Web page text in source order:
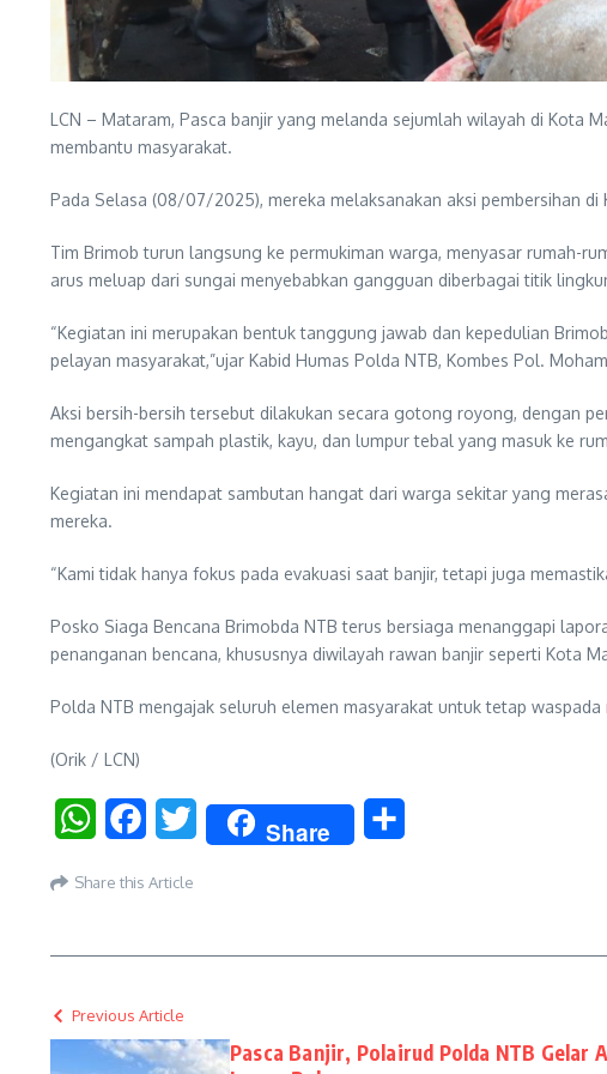
LCN – Mataram, Pasca banjir yang melanda sejumlah wilayah di Kota
membantu masyarakat.
Pada Selasa (08/07/2025), mereka melaksanakan aksi pembersihan
Tim Brimob turun langsung ke permukiman warga, menyasar rumah-
arus meluap dari sungai menyebabkan gangguan diberbagai titik
“Kegiatan ini merupakan bentuk tanggung jawab dan kepedulian
pelayan masyarakat,”ujar Kabid Humas Polda NTB, Kombes Pol.
Aksi bersih-bersih tersebut dilakukan secara gotong royong, dengan
mengangkat sampah plastik, kayu, dan lumpur tebal yang masuk ke
Kegiatan ini mendapat sambutan hangat dari warga sekitar yang
mereka.
“Kami tidak hanya fokus pada evakuasi saat banjir, tetapi juga
Posko Siaga Bencana Brimobda NTB terus bersiaga menanggapi
penanganan bencana, khususnya diwilayah rawan banjir seperti Kota
Polda NTB mengajak seluruh elemen masyarakat untuk tetap
(Orik / LCN)
WhatsAppFacebookTwitter Share
Share this Article
Previous Article
Pasca Banjir, Polairud Polda NTB Gelar